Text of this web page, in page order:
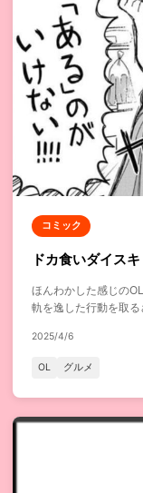
コミック
ドカ食いダイス
ほんわかした感じの
軌を逸した行動を取
2025/4/6
OL グルメ